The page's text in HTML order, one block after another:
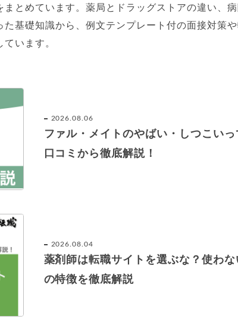
とめています。薬局とドラッグストアの違い、
基礎知識から、例文テンプレート付の面接対策や
います。
2026.08.06
ファル・メイトのやばい・しつこいっ
口コミから徹底解説！
2026.08.04
薬剤師は転職サイトを選ぶな？使わ
の特徴を徹底解説